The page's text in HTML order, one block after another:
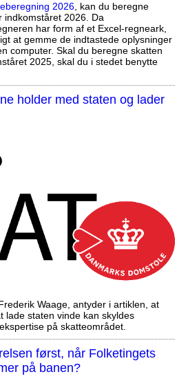
2026, kan du beregne
indkomståret 2026. Da
har form af et Excel-regneark,
at gemme de indtastede oplysninger
computer. Skal du beregne skatten
2025, skal du i stedet benytte
holder med staten og lader
Waage, antyder i artiklen, at
lade staten vinde kan skyldes
på skatteområdet.
først, når Folketingets
på banen?